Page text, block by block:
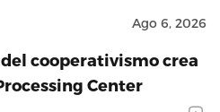
Ago 6, 2026
cooperativismo crea
Center